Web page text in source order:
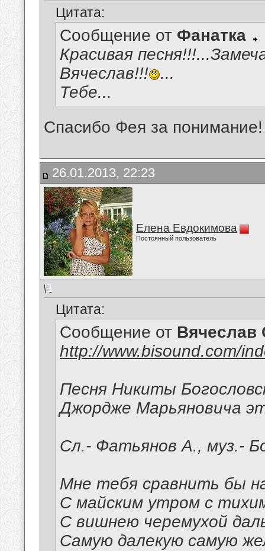
Цитата:
Сообщение от Фанатка
Красивая
Вячеслав!!!
...
Тебе...
Спасибо Фея за понимание!
26.01.2013, 22:23
Елена Евдокимова
Постоянный пользователь
Цитата:
Сообщение от Вячеслав
http://www.bisound.com/
Песня Никиты
Джордже Марьяновича
Сл.- Фатьянов А., муз.-
Мне тебя сравнить бы
С майским утром с
С вишнею черемухой
Самую далекую самую